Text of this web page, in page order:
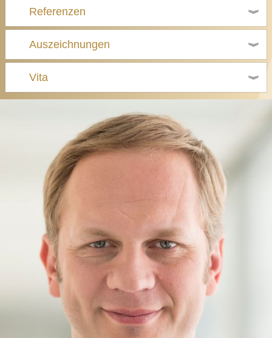
Referenzen
Auszeichnungen
Vita